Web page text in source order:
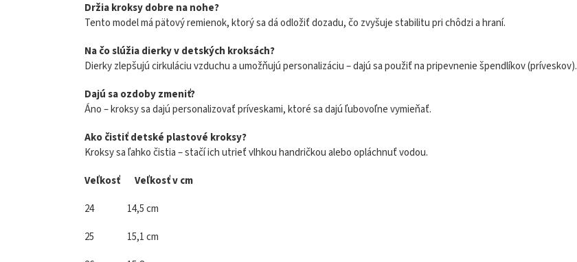
Držia kroksy dobre na nohe?
Tento model má pätový remienok, ktorý sa dá odložiť dozadu, čo zvyšuje stabilitu pri chôdzi a hraní.
Na čo slúžia dierky v detských kroksách?
Dierky zlepšujú cirkuláciu vzduchu a umožňujú personalizáciu – dajú sa použiť na pripevnenie špendlíkov (príveskov).
Dajú sa ozdoby zmeniť?
Áno – kroksy sa dajú personalizovať príveskami, ktoré sa dajú ľubovoľne vymieňať.
Ako čistiť detské plastové kroksy?
Kroksy sa ľahko čistia – stačí ich utrieť vlhkou handričkou alebo opláchnuť vodou.
Veľkosť Veľkosť v cm
24 14,5 cm
25 15,1 cm